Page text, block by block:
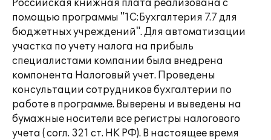
Российская книжная плата реализована с
помощью программы "1С:Бухгалтерия 7.7 для
бюджетных учреждений". Для автоматизации
участка по учету налога на прибыль
специалистами компании была внедрена
компонента Налоговый учет. Проведены
консультации сотрудников бухгалтерии по
работе в программе. Выверены и выведены на
бумажные носители все регистры налогового
учета ( согл. 321 ст. НК РФ). В настоящее время